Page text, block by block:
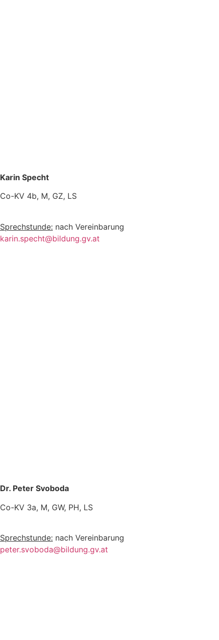
Karin Specht
Co-KV 4b, M, GZ, LS
Sprechstunde: nach Vereinbarung
karin.specht@bildung.gv.at
Dr. Peter Svoboda
Co-KV 3a, M, GW, PH, LS
Sprechstunde: nach Vereinbarung
peter.svoboda@bildung.gv.at